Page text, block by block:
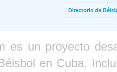
Directorio de
es un proyecto
en Cuba.